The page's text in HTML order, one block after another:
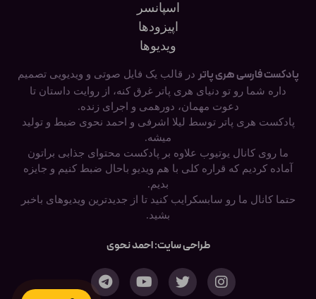
اسپانسر
اپیزودها
ویدیوها
پادکست فارسی هری پاتر در قالب یک فایل صوتی و ویدیویی تصمیم
داره شما رو تو دنیای هری پاتر غرق کنه، از روایت داستان تا
دعوت مهمان، دورهمی و اجرای زنده.
پادکست هری پاتر توسط لیلا اشرفی و احمد نحوی ضبط و تولید
میشه.
ما روی کانال یوتیوب علاوه بر پادکست محتوای جذابی براتون
آماده کردیم که قراره کلی با هم ویدیو باحال ضبط کنیم و جایزه
بدیم.
حتما کانال ما رو سابسکرایب کنید تا از جدیدترین ویدیوهای باخبر
بشید.
طراحی سایت: احمد نحوی